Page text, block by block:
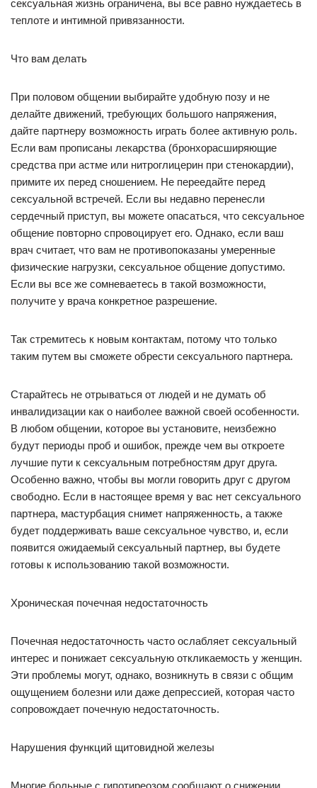
сексуальная жизнь ограничена, вы все равно нуждаетесь в
теплоте и интимной привязанности.
Что вам делать
При половом общении выбирайте удобную позу и не
делайте движений, требующих большого напряжения,
дайте партнеру возможность играть более активную роль.
Если вам прописаны лекарства (бронхорасширяющие
средства при астме или нитроглицерин при стенокардии),
примите их перед сношением. Не переедайте перед
сексуальной встречей. Если вы недавно перенесли
сердечный приступ, вы можете опасаться, что сексуальное
общение повторно спровоцирует его. Однако, если ваш
врач считает, что вам не противопоказаны умеренные
физические нагрузки, сексуальное общение допустимо.
Если вы все же сомневаетесь в такой возможности,
получите у врача конкретное разрешение.
Так стремитесь к новым контактам, потому что только
таким путем вы сможете обрести сексуального партнера.
Старайтесь не отрываться от людей и не думать об
инвалидизации как о наиболее важной своей особенности.
В любом общении, которое вы установите, неизбежно
будут периоды проб и ошибок, прежде чем вы откроете
лучшие пути к сексуальным потребностям друг друга.
Особенно важно, чтобы вы могли говорить друг с другом
свободно. Если в настоящее время у вас нет сексуального
партнера, мастурбация снимет напряженность, а также
будет поддерживать ваше сексуальное чувство, и, если
появится ожидаемый сексуальный партнер, вы будете
готовы к использованию такой возможности.
Хроническая почечная недостаточность
Почечная недостаточность часто ослабляет сексуальный
интерес и понижает сексуальную откликаемость у женщин.
Эти проблемы могут, однако, возникнуть в связи с общим
ощущением болезни или даже депрессией, которая часто
сопровождает почечную недостаточность.
Нарушения функций щитовидной железы
Многие больные с гипотиреозом сообщают о снижении